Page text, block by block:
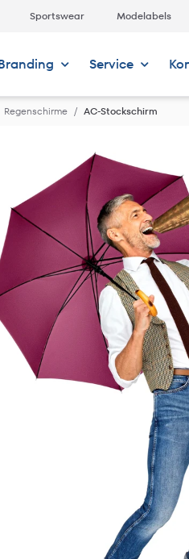
Sportswear Modelabels
Service
Regenschirme AC-Stockschirm